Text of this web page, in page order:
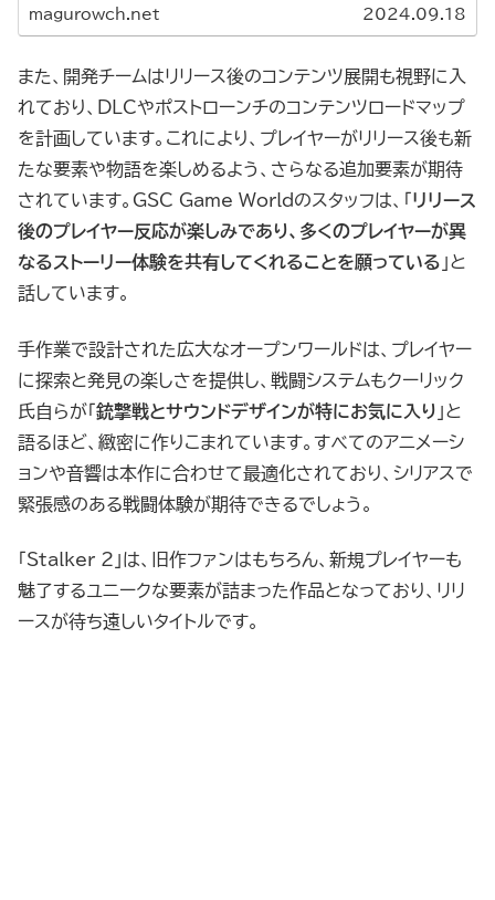
magurowch.net 2024.09.18
また、開発チームはリリース後のコンテンツ展開も視野に入
れており、DLCやポストローンチのコンテンツロードマップ
を計画しています。これにより、プレイヤーがリリース後も新
たな要素や物語を楽しめるよう、さらなる追加要素が期待
されています。GSC Game Worldのスタッフは、「 リリース
後のプレイヤー反応が楽しみであり、多くのプレイヤーが異
なるストーリー体験を共有してくれることを願っている 」と
話しています。
手作業で設計された広大なオープンワールドは、プレイヤー
に探索と発見の楽しさを提供し、戦闘システムもクーリック
氏自らが「銃撃戦とサウンドデザインが特にお気に入り 」と
語るほど、緻密に作りこまれています。すべてのアニメーシ
ョンや音響は本作に合わせて最適化されており、シリアスで
緊張感のある戦闘体験が期待できるでしょう。
「Stalker 2」は、旧作ファンはもちろん、新規プレイヤーも
魅了するユニークな要素が詰まった作品となっており、リリ
ースが待ち遠しいタイトルです。